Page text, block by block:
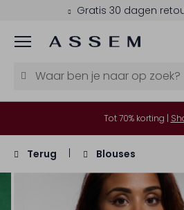
Gratis 30 dagen
Menu
Tot 70% korting |
Terug Blouses